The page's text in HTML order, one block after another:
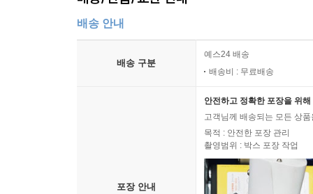
여린 잎들이 무성해지듯 작가가 오래 품어온 ‘
해줄 작품으로 오래 기억될 것임을 믿어 의심치 않
채워넣으면서 한국 노동자들에게 헌정하려 한다.(
배송 안내
배송 구분
예스24 배송
배송비 : 무료배송
포장 안내
안전하고 정확한 포장을 위
고객님께 배송되는 모든 상
목적 : 안전한 포장 관리
촬영범위 : 박스 포장 작업